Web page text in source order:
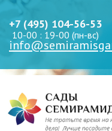
+7 (495) 104-56-53
10-00 : 19-00 (пн-вс)